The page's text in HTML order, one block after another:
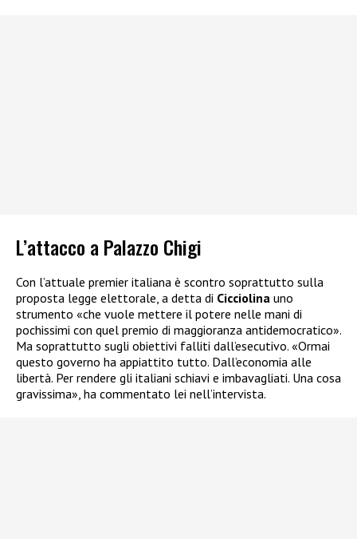
L’attacco a Palazzo Chigi
Con l’attuale premier italiana è scontro soprattutto sulla
proposta legge elettorale, a detta di Cicciolina uno
strumento «che vuole mettere il potere nelle mani di
pochissimi con quel premio di maggioranza antidemocratico».
Ma soprattutto sugli obiettivi falliti dall’esecutivo. «Ormai
questo governo ha appiattito tutto. Dall’economia alle
libertà. Per rendere gli italiani schiavi e imbavagliati. Una cosa
gravissima», ha commentato lei nell’intervista.